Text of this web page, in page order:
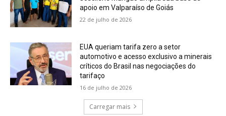
apoio em Valparaíso de Goiás
22 de julho de 2026
EUA queriam tarifa zero a setor
automotivo e acesso exclusivo a minerais
críticos do Brasil nas negociações do
tarifaço
16 de julho de 2026
Carregar mais